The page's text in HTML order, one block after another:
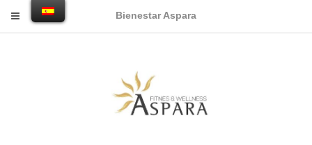
Bienestar Aspara